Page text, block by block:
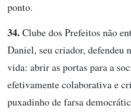
ponto.
34. Clube dos Prefeitos não
Daniel, seu criador, defendeu
vida: abrir as portas para a
efetivamente colaborativa e
puxadinho de farsa